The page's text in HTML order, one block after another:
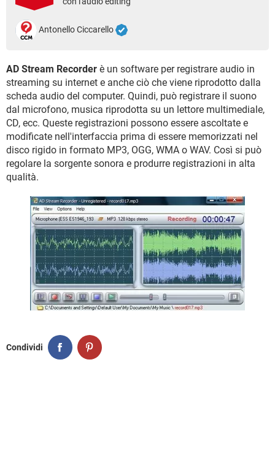
TIKTOK
HARDWARE
Antonello Ciccarello
AD Stream Recorder è un software per registrare audio in
streaming su internet e anche ciò che viene riprodotto dalla
scheda audio del computer. Quindi, può registrare il suono
dal microfono, musica riprodotta su un lettore multimediale,
CD, ecc. Queste registrazioni possono essere ascoltate e
modificate nell'interfaccia prima di essere memorizzati nel
disco rigido in formato MP3, OGG, WMA o WAV. Così si può
regolare la sorgente sonora e produrre registrazioni in alta
qualità.
Condividi